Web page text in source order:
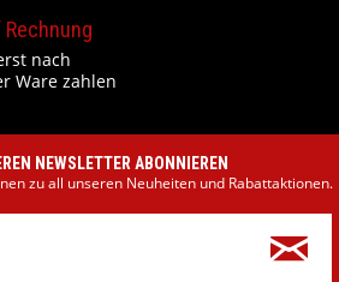
Rechnung
nach
Ware zahlen
NEWSLETTER ABONNIEREN
zu all unseren Neuheiten und Rabattaktionen.